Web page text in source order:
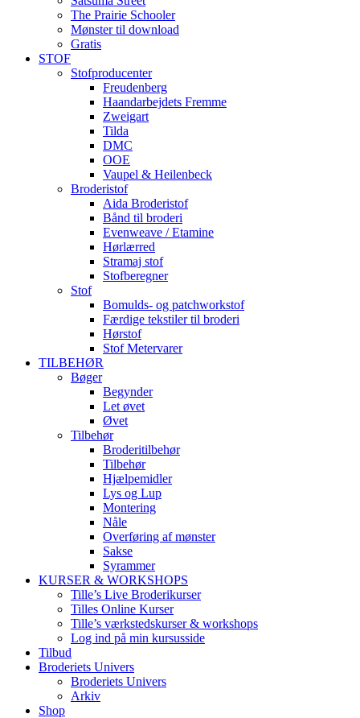
The Prairie Schooler
Mønster til download
Gratis
STOF
Stofproducenter
Freudenberg
Haandarbejdets Fremme
Zweigart
Tilda
DMC
OOE
Vaupel & Heilenbeck
Broderistof
Aida Broderistof
Bånd til broderi
Evenweave / Etamine
Hørlærred
Stramaj stof
Stofberegner
Stof
Bomulds- og patchworkstof
Færdige tekstiler til broderi
Hørstof
Stof Metervarer
TILBEHØR
Bøger
Begynder
Let øvet
Øvet
Tilbehør
Broderitilbehør
Tilbehør
Hjælpemidler
Lys og Lup
Montering
Nåle
Overføring af mønster
Sakse
Syrammer
KURSER & WORKSHOPS
Tille’s Live Broderikurser
Tilles Online Kurser
Tille’s værkstedskurser & workshops
Log ind på min kursusside
Tilbud
Broderiets Univers
Broderiets Univers
Arkiv
Shop